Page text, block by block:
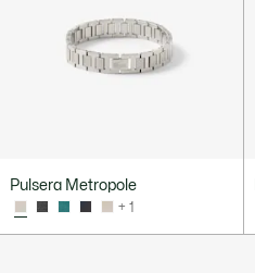
Pulsera Metropole
+ 1